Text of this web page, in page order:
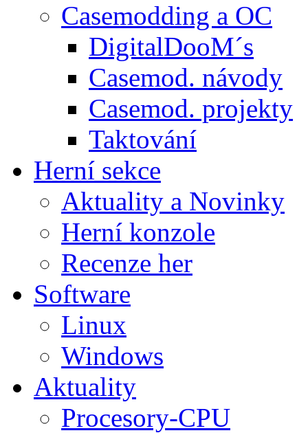
Casemodding a OC
DigitalDooM´s
Casemod. návody
Casemod. projekty
Taktování
Herní sekce
Aktuality a Novinky
Herní konzole
Recenze her
Software
Linux
Windows
Aktuality
Procesory-CPU